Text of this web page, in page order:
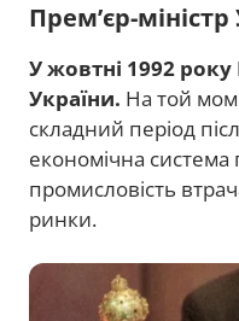
Прем’єр-
У жовтні 1992
України. На той
складний період
економічна система
промисловість
ринки.